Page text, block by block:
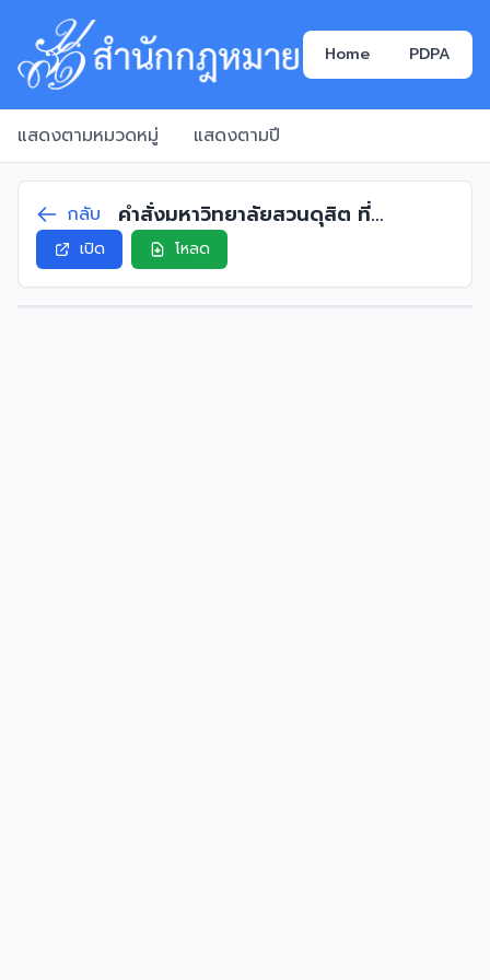
Home PDPA
แสดงตามหมวดหมู่ แสดงตามปี
กลับ
คำสั่งมหาวิทยาลัยสวนดุสิต ที่
1675/2564 เรื่อง แต่งตั้งคณบดีคณะ
วิทยาศาสตร์และเทคโนโลยี
เปิด โหลด